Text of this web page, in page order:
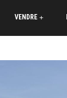
+
VENDRE